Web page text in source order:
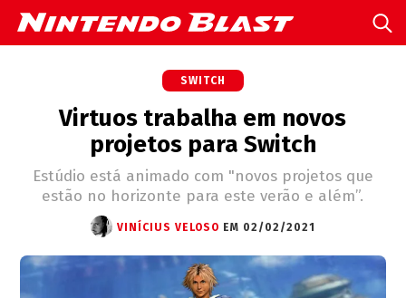
SWITCH
Virtuos trabalha em novos
projetos para Switch
Estúdio está animado com "novos projetos que
estão no horizonte para este verão e além”.
VINÍCIUS VELOSO EM 02/02/2021